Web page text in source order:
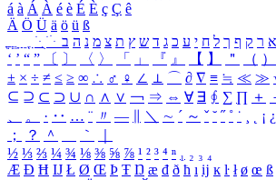
á à Á À é è É È ç Ç ê
Ä Ö Ü ä ö ü ß
ִֶֹ ֻּ ׁׂ א ר ק ף ך ל ח י ע כ ג ד ש ץ ת צ מ נ ה ב
‘ ’ “ ” 〔 〕 〈 〉 「 」 『 』 【 】 ＂ （ ）
± × ÷ ≠ ≤ ≥ ∞ ∴ ♂ ♀ ∠ ⊥ ⌒ ∂ ∇ ≡ ≒ ≪ ≫
⊆ ⊇ ⊂ ⊃ ∪ ∩ ∧ ∨ ￢ ⇒ ⇔ ∀ ∃ ∮ ∑ ∏ ＋
、
。 · ‥ … ¨ 〃 ― ＼ ∼ ´ ～ ˇ ˘ ˝ ˚ ˙ ¸ ¡ ¿
；
？ ＾ ｀
½ ⅓ ⅔ ¼ ¾ ⅛ ⅜ ⅝ ⅞ ¹ ² ³ ⁴ ⁿ ₁ ₂ ₃ ₄
Æ Ð Ħ Ĳ Ł Ø Œ Þ Ŧ Ŋ æ đ ð ħ ı ĳ ĸ ŀ ł ø œ ß